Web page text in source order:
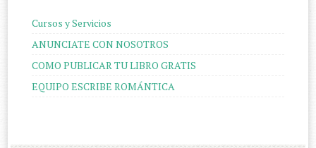
Cursos y Servicios
ANUNCIATE CON NOSOTROS
COMO PUBLICAR TU LIBRO GRATIS
EQUIPO ESCRIBE ROMÁNTICA